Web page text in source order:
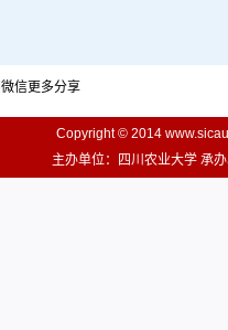
微信更多分享
Copyright © 2014
主办单位：四川农业大学 承